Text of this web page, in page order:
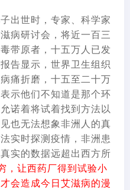
出世时，专家、科学家
病研讨会，将近一百三
带原者，十五万人已发
告显示，世界卫生组织
痛折磨，十五至二十万
示他们不知道是那个环
诺着将试着找到方法以
也无法想象非洲人的真
实时探测疫情，非洲患
实的数据远超出西方所
，让西药厂得到试验小
会造成今日艾滋病的漫